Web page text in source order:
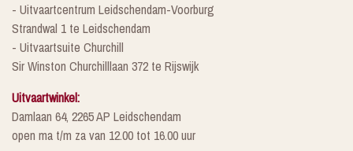
- Uitvaartcentrum Leidschendam-Voorburg
Strandwal 1 te Leidschendam
- Uitvaartsuite Churchill
Sir Winston Churchilllaan 372 te Rijswijk
Uitvaartwinkel:
Damlaan 64, 2265 AP Leidschendam
open ma t/m za van 12.00 tot 16.00 uur